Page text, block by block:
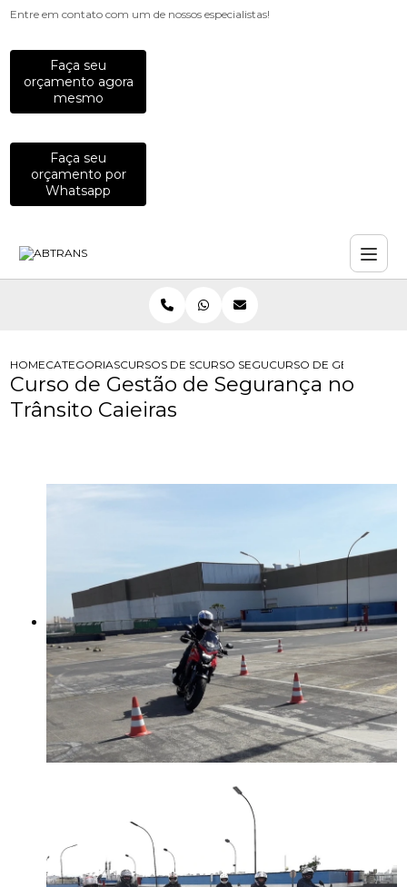
Entre em contato com um de nossos especialistas!
Faça seu
orçamento agora
mesmo
Faça seu
orçamento por
Whatsapp
HOMECATEGORIASCURSOS DE SEGURANCA NO TRANSITO
CURSO SEGURANCA NO TRANSITO
CURSO DE GESTAO DE
Curso de Gestão de Segurança no
Trânsito Caieiras